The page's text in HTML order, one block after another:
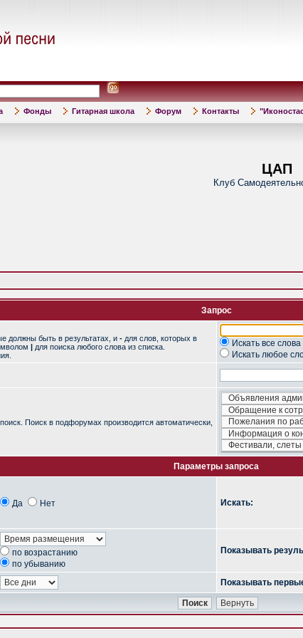
Фонды Гитарная школа Форум Контакты
ЦАП
Клуб
Запрос
должны быть в результатах, и - для слов, которых в
| для поиска любого слова из списка.
Искать все слова
Искать любое
Поиск в подфорумах производится автоматически,
Параметры запроса
Да Нет Искать:
по возрастанию
по убыванию
Показывать
Показывать